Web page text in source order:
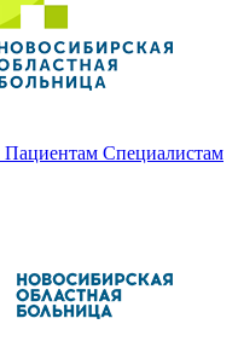
Пациентам Специалистам